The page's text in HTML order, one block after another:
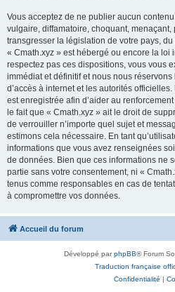
Vous acceptez de ne publier aucun
vulgaire, diffamatoire, choquant,
transgresser la législation de votre pays,
« Cmath.xyz » est hébergé ou encore la loi
respectez pas ces dispositions, vous vous
immédiat et définitif et nous nous
d’accès à internet et les autorités
est enregistrée afin d’aider au
le fait que « Cmath.xyz » ait le droit de
de verrouiller n’importe quel sujet et
estimons cela nécessaire. En tant
informations que vous avez renseignées
de données. Bien que ces informations ne
partie sans votre consentement, ni «
tenus comme responsables en cas de
à compromettre vos données.
Accueil du forum
Développé parphpBB® Forum
Traduction française
Confidentialité |